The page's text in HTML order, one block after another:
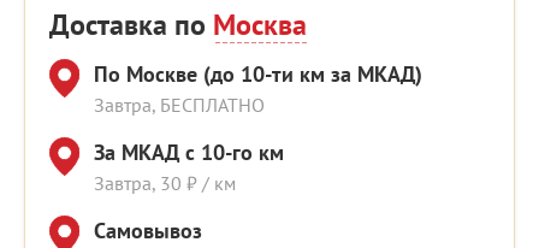
Доставка по Москва
По Москве (до 10-ти км за МКАД)
Завтра, БЕСПЛАТНО
За МКАД с 10-го км
Завтра, 30 ₽ / км
Самовывоз